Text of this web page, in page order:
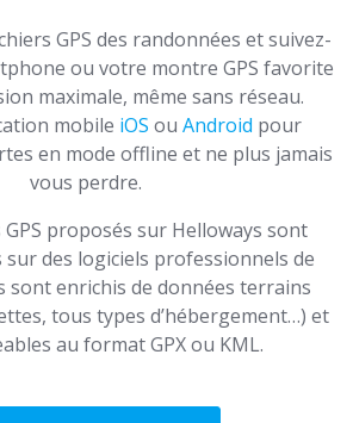
GPS des randonnées et suivez-
ou votre montre GPS favorite
maximale, même sans réseau.
mobile iOS ou Android pour
en mode offline et ne plus jamais
vous perdre.
proposés sur Helloways sont
des logiciels professionnels de
sont enrichis de données terrains
tous types d’hébergement…) et
au format GPX ou KML.